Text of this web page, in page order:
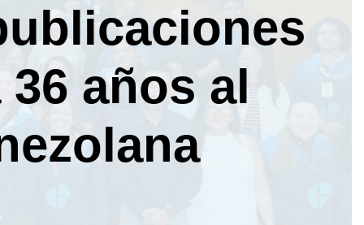
años al